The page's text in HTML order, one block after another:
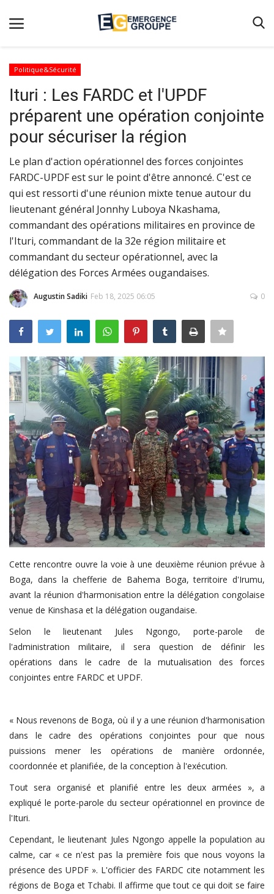
Accueil
Contact
Emergence
Galerie
Terms & Conditions
Nos Publications
Magazine
Nos Videos
Partenaires
Connexion
Register
Français
Politique&Sécurité
Ituri : Les FARDC et l'UPDF
préparent une opération conjointe
pour sécuriser la région
Le plan d'action opérationnel des forces conjointes
FARDC-UPDF est sur le point d'être annoncé. C'est ce
qui est ressorti d'une réunion mixte tenue autour du
lieutenant général Jonnhy Luboya Nkashama,
commandant des opérations militaires en province de
l'Ituri, commandant de la 32e région militaire et
commandant du secteur opérationnel, avec la
délégation des Forces Armées ougandaises.
Augustin Sadiki Feb 18, 2025 06:05 0
Cette rencontre ouvre la voie à une deuxième réunion prévue à
Boga, dans la chefferie de Bahema Boga, territoire d'Irumu,
avant la réunion d'harmonisation entre la délégation congolaise
venue de Kinshasa et la délégation ougandaise.
Selon le lieutenant Jules Ngongo, porte-parole de
l'administration militaire, il sera question de définir les
opérations dans le cadre de la mutualisation des forces
conjointes entre FARDC et UPDF.
« Nous revenons de Boga, où il y a une réunion d'harmonisation
dans le cadre des opérations conjointes pour que nous
puissions mener les opérations de manière ordonnée,
coordonnée et planifiée, de la conception à l'exécution.
Tout sera organisé et planifié entre les deux armées », a
expliqué le porte-parole du secteur opérationnel en province de
l'Ituri.
Cependant, le lieutenant Jules Ngongo appelle la population au
calme, car « ce n'est pas la première fois que nous voyons la
présence des UPDF ». L'officier des FARDC cite notamment les
régions de Boga et Tchabi. Il affirme que tout ce qui doit se faire